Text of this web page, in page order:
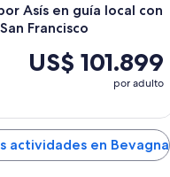
Asís en guía local con
Francisco
US$ 101.899
por adulto
actividades en Bevagna